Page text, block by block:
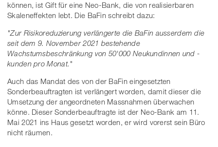
können, ist Gift für eine Neo-Bank, die von realisierbaren
Skaleneffekten lebt. Die BaFin schreibt dazu:
"Zur Risikoreduzierung verlängerte die BaFin ausserdem die
seit dem 9. November 2021 bestehende
Wachstumsbeschränkung von 50'000 Neukundinnen und -
kunden pro Monat."
Auch das Mandat des von der BaFin eingesetzten
Sonderbeauftragten ist verlängert worden, damit dieser die
Umsetzung der angeordneten Massnahmen überwachen
könne. Dieser Sonderbeauftragte ist der Neo-Bank am 11.
Mai 2021 ins Haus gesetzt worden, er wird vorerst sein Büro
nicht räumen.